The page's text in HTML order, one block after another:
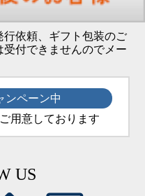
依頼、ギフト包装のご
付できませんのでメー
ンペーン中
用意しております
US